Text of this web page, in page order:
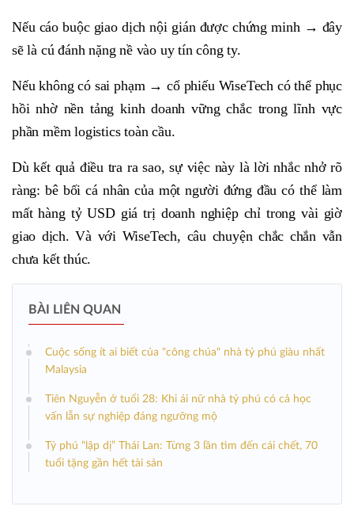
Nếu cáo buộc giao dịch nội gián được chứng minh → đây
sẽ là cú đánh nặng nề vào uy tín công ty.
Nếu không có sai phạm → cổ phiếu WiseTech có thể phục
hồi nhờ nền tảng kinh doanh vững chắc trong lĩnh vực
phần mềm logistics toàn cầu.
Dù kết quả điều tra ra sao, sự việc này là lời nhắc nhở rõ
ràng: bê bối cá nhân của một người đứng đầu có thể làm
mất hàng tỷ USD giá trị doanh nghiệp chỉ trong vài giờ
giao dịch. Và với WiseTech, câu chuyện chắc chắn vẫn
chưa kết thúc.
BÀI LIÊN QUAN
Cuộc sống ít ai biết của "công chúa" nhà tỷ phú giàu nhất
Malaysia
Tiên Nguyễn ở tuổi 28: Khi ái nữ nhà tỷ phú có cả học
vấn lẫn sự nghiệp đáng ngưỡng mộ
Tỷ phú “lập dị” Thái Lan: Từng 3 lần tìm đến cái chết, 70
tuổi tặng gần hết tài sản